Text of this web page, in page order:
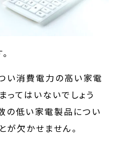
い消費電力の高い家電
ってはいないでしょう
の低い家電製品につい
が欠かせません。